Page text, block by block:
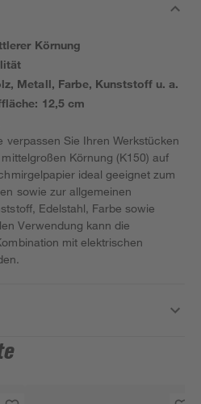
Körnung
Metall, Farbe, Kunststoff u. a.
12,5 cm
verpassen Sie Ihren Werkstücken
Körnung (K150) auf
ideal geeignet zum
sowie zur allgemeinen
Edelstahl, Farbe sowie
Verwendung kann die
mit elektrischen